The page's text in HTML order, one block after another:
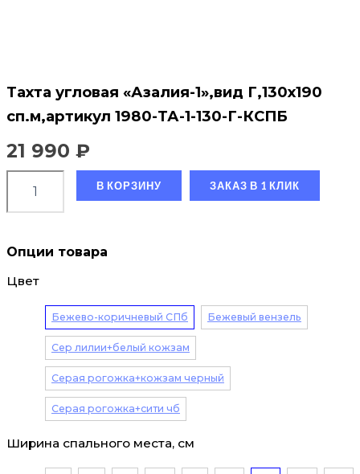
Тахта угловая «Азалия-1»,вид Г,130х190
сп.м,артикул 1980-ТА-1-130-Г-КСПБ
21 990 ₽
В КОРЗИНУ ЗАКАЗ В 1 КЛИК
Опции товара
Цвет
Бежево-коричневый СПб Бежевый вензель
Сер лилии+белый кожзам
Серая рогожка+кожзам черный
Серая рогожка+сити чб
Ширина спального места, см